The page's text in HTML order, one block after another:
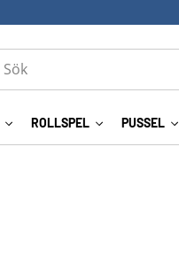
ROLLSPEL PUSSEL